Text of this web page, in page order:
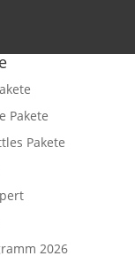
Pakete
Pakete
2026